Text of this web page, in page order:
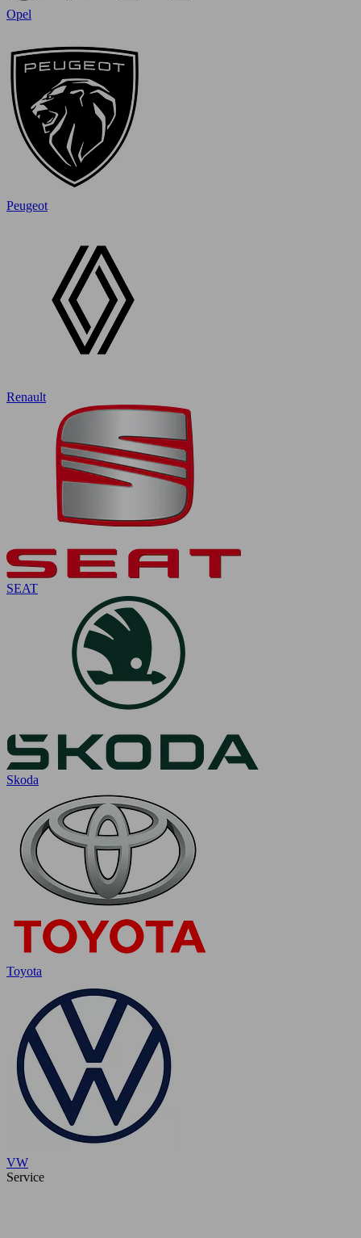
Opel
Peugeot
Renault
SEAT
Skoda
Toyota
VW
Service